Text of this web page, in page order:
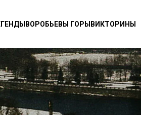
ВОРОБЬЕВЫ ГОРЫВИКТОРИНЫ